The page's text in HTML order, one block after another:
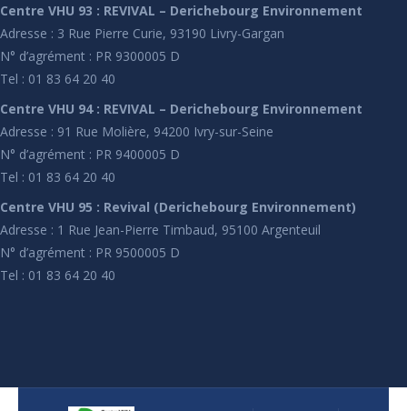
Centre VHU 93 : REVIVAL – Derichebourg Environnement
Adresse : 3 Rue Pierre Curie, 93190 Livry-Gargan
N° d’agrément : PR 9300005 D
Tel : 01 83 64 20 40
Centre VHU 94 : REVIVAL – Derichebourg Environnement
Adresse : 91 Rue Molière, 94200 Ivry-sur-Seine
N° d’agrément : PR 9400005 D
Tel : 01 83 64 20 40
Centre VHU 95 : Revival (Derichebourg Environnement)
Adresse : 1 Rue Jean-Pierre Timbaud, 95100 Argenteuil
N° d’agrément : PR 9500005 D
Tel : 01 83 64 20 40